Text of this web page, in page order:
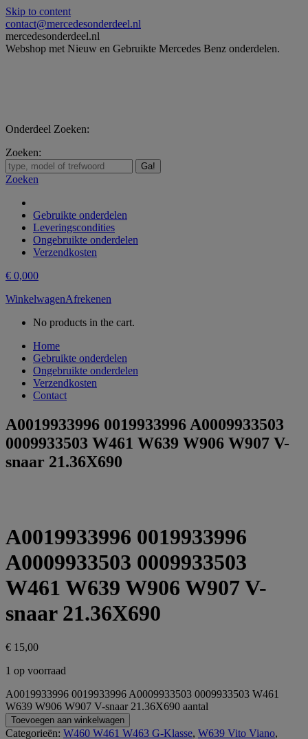
Skip to content
contact@mercedesonderdeel.nl
mercedesonderdeel.nl
Webshop met Nieuw en Gebruikte Mercedes Benz onderdelen.
Onderdeel Zoeken:
Zoeken:
Zoeken
Gebruikte onderdelen
Leveringscondities
Ongebruikte onderdelen
Verzendkosten
€ 0,000
WinkelwagenAfrekenen
No products in the cart.
Home
Gebruikte onderdelen
Ongebruikte onderdelen
Verzendkosten
Contact
A0019933996 0019933996 A0009933503
0009933503 W461 W639 W906 W907 V-
snaar 21.36X690
A0019933996 0019933996
A0009933503 0009933503
W461 W639 W906 W907 V-
snaar 21.36X690
€ 15,00
1 op voorraad
A0019933996 0019933996 A0009933503 0009933503 W461
W639 W906 W907 V-snaar 21.36X690 aantal
Toevoegen aan winkelwagen
Categorieën: W460 W461 W463 G-Klasse, W639 Vito Viano,